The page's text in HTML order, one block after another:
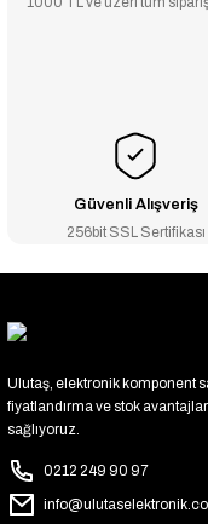
Güvenli Alışveriş
256bit SSL Sertifikası
Ulutaş, elektronik komponent
fiyatlandırma ve stok
sağlıyoruz.
0212 249 90 97